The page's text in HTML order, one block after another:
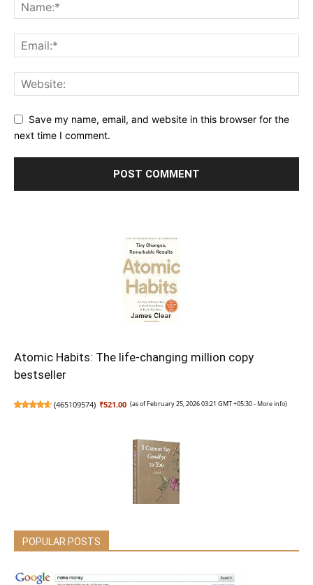
Save my name, email, and website in this browser for the
next time I comment.
Atomic Habits: The life-changing million copy
bestseller
(465109574) ₹521.00 (as of February 25, 2026 03:21 GMT +05:30 -More info)
romance novel by one of India’s most popular
POPULAR POSTS